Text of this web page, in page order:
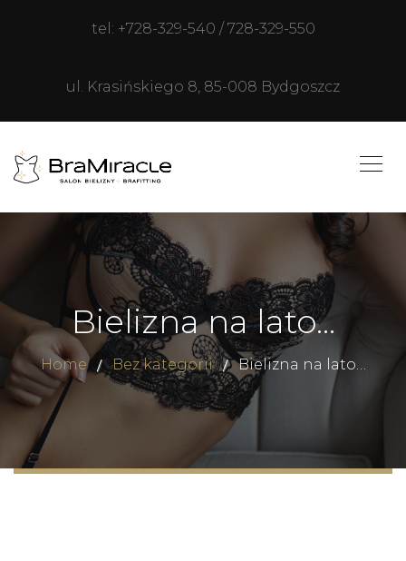
tel: +728-329-540 / 728-329-550
ul. Krasińskiego 8, 85-008 Bydgoszcz
Bielizna na lato…
Home Bez kategorii Bielizna na lato…